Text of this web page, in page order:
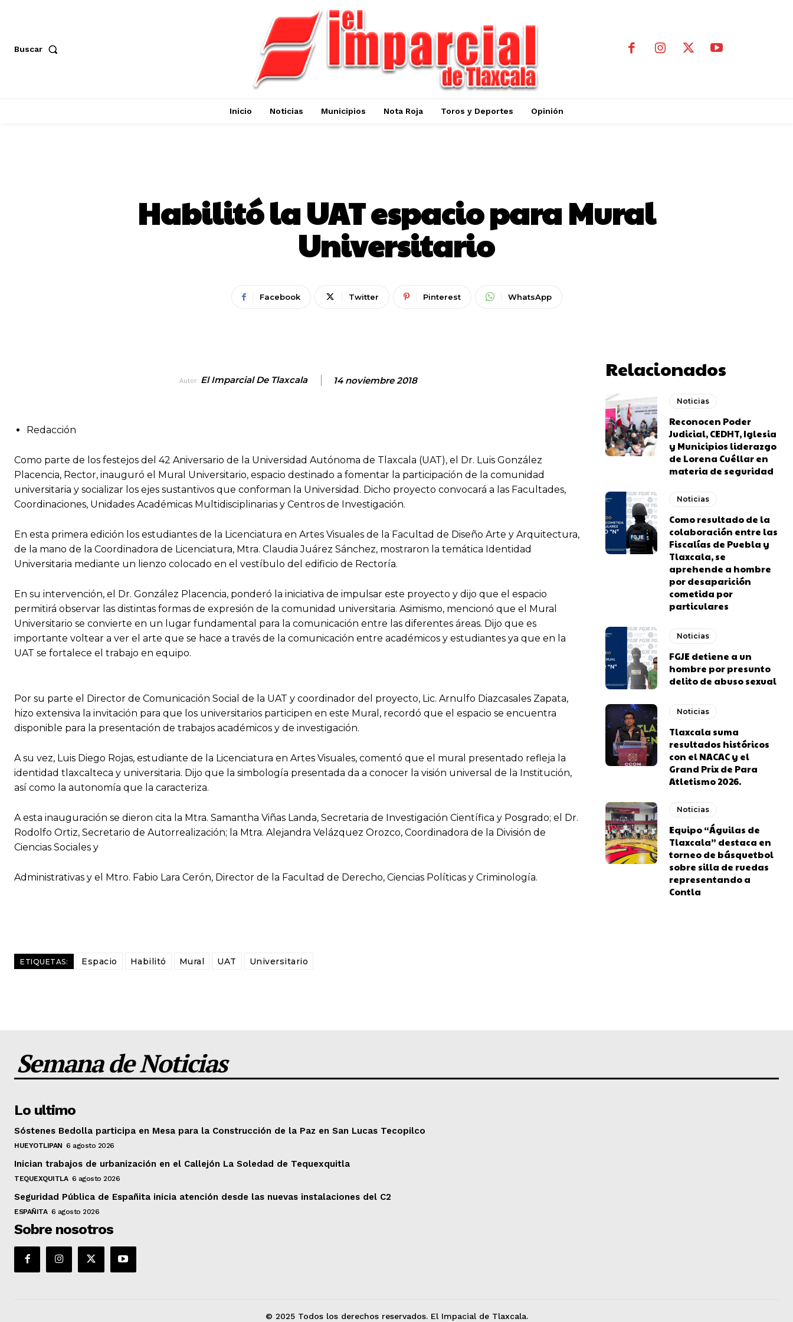
Buscar
Inicio Noticias Municipios Nota Roja Toros y Deportes Opinión
Habilitó la UAT espacio para Mural
Universitario
Facebook Twitter Pinterest WhatsApp
Autor: El Imparcial De Tlaxcala 14 noviembre 2018
Redacción
Como parte de los festejos del 42 Aniversario de la Universidad Autónoma de Tlaxcala (UAT), el Dr. Luis González
Placencia, Rector, inauguró el Mural Universitario, espacio destinado a fomentar la participación de la comunidad
universitaria y socializar los ejes sustantivos que conforman la Universidad. Dicho proyecto convocará a las Facultades,
Coordinaciones, Unidades Académicas Multidisciplinarias y Centros de Investigación.
En esta primera edición los estudiantes de la Licenciatura en Artes Visuales de la Facultad de Diseño Arte y Arquitectura,
de la mano de la Coordinadora de Licenciatura, Mtra. Claudia Juárez Sánchez, mostraron la temática Identidad
Universitaria mediante un lienzo colocado en el vestíbulo del edificio de Rectoría.
En su intervención, el Dr. González Placencia, ponderó la iniciativa de impulsar este proyecto y dijo que el espacio
permitirá observar las distintas formas de expresión de la comunidad universitaria. Asimismo, mencionó que el Mural
Universitario se convierte en un lugar fundamental para la comunicación entre las diferentes áreas. Dijo que es
importante voltear a ver el arte que se hace a través de la comunicación entre académicos y estudiantes ya que en la
UAT se fortalece el trabajo en equipo.
Por su parte el Director de Comunicación Social de la UAT y coordinador del proyecto, Lic. Arnulfo Diazcasales Zapata,
hizo extensiva la invitación para que los universitarios participen en este Mural, recordó que el espacio se encuentra
disponible para la presentación de trabajos académicos y de investigación.
A su vez, Luis Diego Rojas, estudiante de la Licenciatura en Artes Visuales, comentó que el mural presentado refleja la
identidad tlaxcalteca y universitaria. Dijo que la simbología presentada da a conocer la visión universal de la Institución,
así como la autonomía que la caracteriza.
A esta inauguración se dieron cita la Mtra. Samantha Viñas Landa, Secretaria de Investigación Científica y Posgrado; el Dr.
Rodolfo Ortiz, Secretario de Autorrealización; la Mtra. Alejandra Velázquez Orozco, Coordinadora de la División de
Ciencias Sociales y
Administrativas y el Mtro. Fabio Lara Cerón, Director de la Facultad de Derecho, Ciencias Políticas y Criminología.
ETIQUETAS: Espacio Habilitó Mural UAT Universitario
Relacionados
Noticias
Reconocen Poder
Judicial, CEDHT, Iglesia
y Municipios liderazgo
de Lorena Cuéllar en
materia de seguridad
Noticias
Como resultado de la
colaboración entre las
Fiscalías de Puebla y
Tlaxcala, se
aprehende a hombre
por desaparición
cometida por
particulares
Noticias
FGJE detiene a un
hombre por presunto
delito de abuso sexual
Noticias
Tlaxcala suma
resultados históricos
con el NACAC y el
Grand Prix de Para
Atletismo 2026.
Noticias
Equipo “Águilas de
Tlaxcala” destaca en
torneo de básquetbol
sobre silla de ruedas
representando a
Contla
Semana de Noticias
Lo ultimo
Sóstenes Bedolla participa en Mesa para la Construcción de la Paz en San Lucas Tecopilco
HUEYOTLIPAN 6 agosto 2026
Inician trabajos de urbanización en el Callejón La Soledad de Tequexquitla
TEQUEXQUITLA 6 agosto 2026
Seguridad Pública de Españita inicia atención desde las nuevas instalaciones del C2
ESPAÑITA 6 agosto 2026
Sobre nosotros
© 2025 Todos los derechos reservados. El Impacial de Tlaxcala.